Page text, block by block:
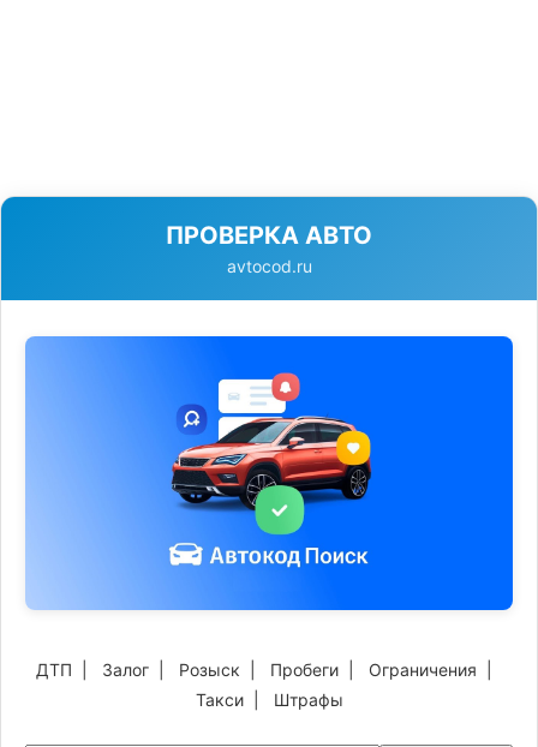
ПРОВЕРКА АВТО
avtocod.ru
ДТП Залог Розыск Пробеги Ограничения
Такси| Штрафы